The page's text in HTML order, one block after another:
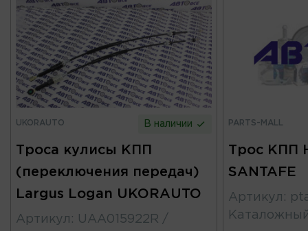
UKORAUTO В наличии
Троса кулисы КПП
(переключения передач)
Largus Logan UKORAUTO
Артикул : UAA015922R /
PARTS-MALL
Трос КПП
SANTAFE
Артикул :